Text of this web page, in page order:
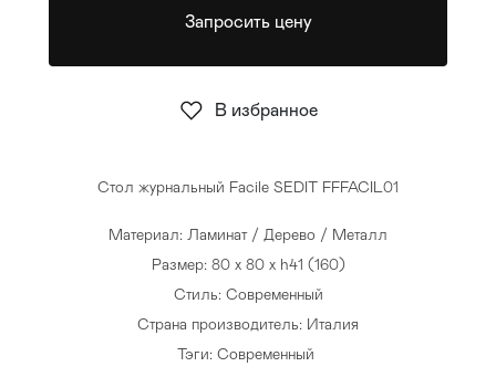
Стол журнальный Facile SEDIT FFFACIL01
Материал: Ламинат / Дерево / Металл
Размер: 80 x 80 x h41 (160)
Стиль: Современный
Страна производитель: Италия
Тэги: Современный
Запросить цену
В избранное